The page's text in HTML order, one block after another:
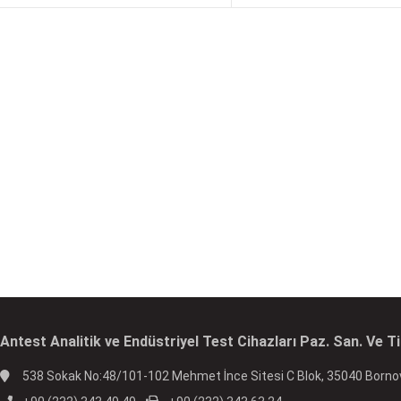
Antest Analitik ve Endüstriyel Test Cihazları Paz. San. Ve
538 Sokak No:48/101-102 Mehmet İnce Sitesi C Blok, 35040